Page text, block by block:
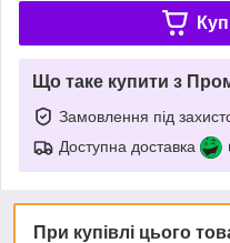
Що таке купити з
Замовлення під
Доступна доставка
При купівлі цього